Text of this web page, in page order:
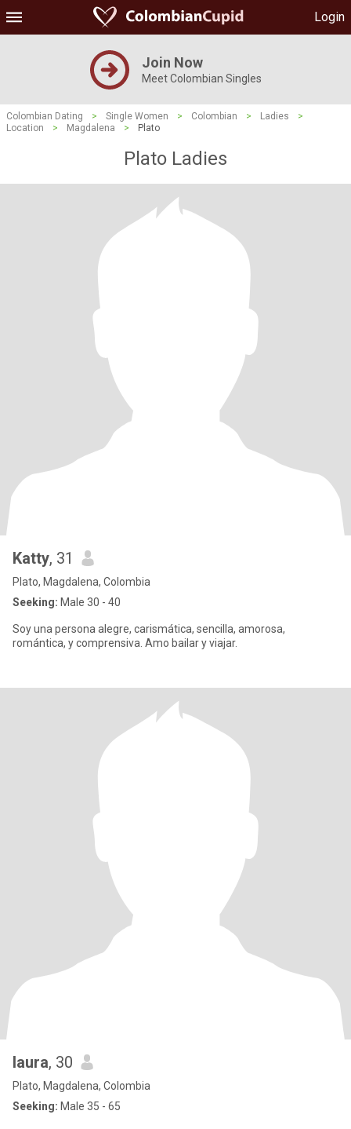
Login
Join Now
Meet Colombian Singles
Colombian Dating > Single Women > Colombian > Ladies
>
Location
> Magdalena > Plato
Plato Ladies
Katty, 31
Plato, Magdalena, Colombia
Seeking: Male 30 - 40
Soy una persona alegre, carismática, sencilla, amorosa,
romántica, y comprensiva. Amo bailar y viajar.
laura, 30
Plato, Magdalena, Colombia
Seeking: Male 35 - 65